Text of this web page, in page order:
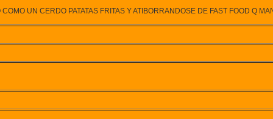
UN CERDO PATATAS FRITAS Y ATIBORRANDOSE DE FAST FOOD Q